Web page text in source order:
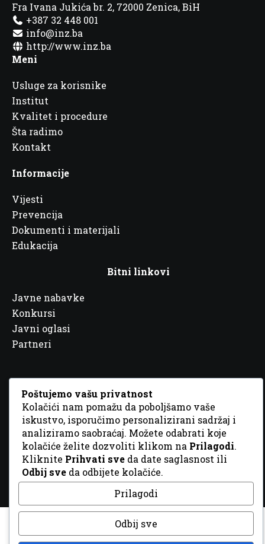
Fra Ivana Jukića br. 2, 72000 Zenica, BiH
+387 32 448 001
info@inz.ba
http://www.inz.ba
Meni
Usluge za korisnike
Institut
Kvalitet i procedure
Šta radimo
Kontakt
Informacije
Vijesti
Prevencija
Dokumenti i materijali
Edukacija
Bitni linkovi
Javne nabavke
Konkursi
Javni oglasi
Partneri
© 2026 Sva prava zadržana. DizajnGordonDM
Poštujemo vašu privatnost
Kolačići nam pomažu da poboljšamo vaše
iskustvo, isporučimo personalizirani sadržaj i
analiziramo saobraćaj. Možete odabrati koje
kolačiće želite dozvoliti klikom na Prilagodi.
Kliknite Prihvati sve da date saglasnost ili
Odbij sve da odbijete kolačiće.
Prilagodi
Odbij sve